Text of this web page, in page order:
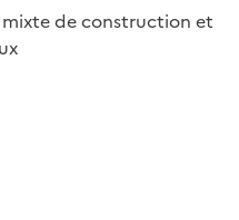
de construction et